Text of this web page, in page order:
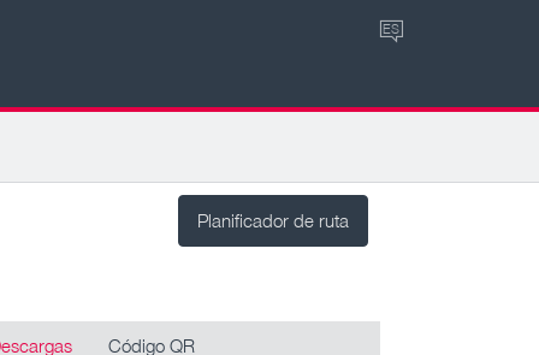
ES
Planificador de ruta
Código QR